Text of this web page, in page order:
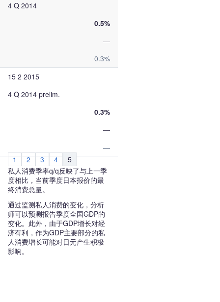
4 Q 2014
0.5%
—
0.3%
15 2 2015
4 Q 2014 prelim.
0.3%
—
—
1
2 3 4
5
私人消费季率q/q反映了与上一季
度相比，当前季度日本报价的最
终消费总量。
通过监测私人消费的变化，分析
师可以预测报告季度全国GDP的
变化。此外，由于GDP增长对经
济有利，作为GDP主要部分的私
人消费增长可能对日元产生积极
影响。